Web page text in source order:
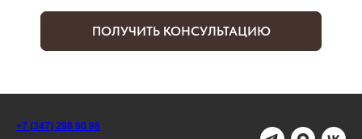
ПОЛУЧИТЬ КОНСУЛЬТАЦИЮ
+7 (347) 298 90 98